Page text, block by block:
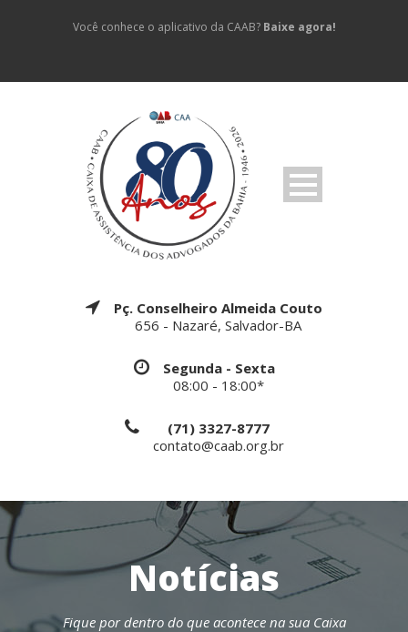
Você conhece o aplicativo da CAAB? Baixe agora!
Pç. Conselheiro Almeida Couto
656 - Nazaré, Salvador-BA
Segunda - Sexta
08:00 - 18:00*
(71) 3327-8777
contato@caab.org.br
Notícias
Fique por dentro do que acontece na sua Caixa